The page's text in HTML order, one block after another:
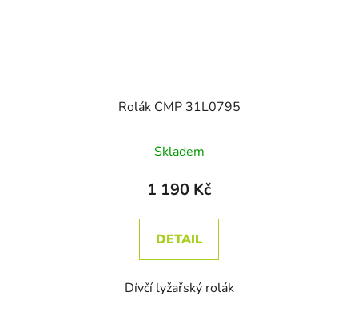
Rolák CMP 31L0795
Skladem
1 190 Kč
DETAIL
Dívčí lyžařský rolák